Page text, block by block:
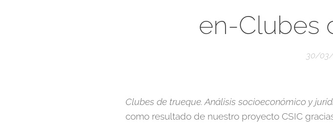
en-Clubes
30/03/
Clubes de trueque. Análisis socioeconómico y
como resultado de nuestro proyecto CSIC